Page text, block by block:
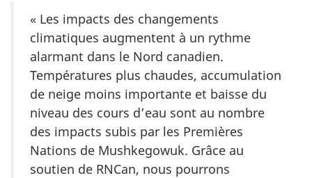
« Les impacts des changements
climatiques augmentent à un rythme
alarmant dans le Nord canadien.
Températures plus chaudes, accumulation
de neige moins importante et baisse du
niveau des cours d’eau sont au nombre
des impacts subis par les Premières
Nations de Mushkegowuk. Grâce au
soutien de RNCan, nous pourrons